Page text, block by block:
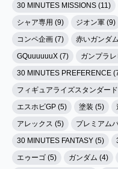
30 MINUTES MISSIONS (11)
シャア専用 (9)
ジオン軍 (9)
コンペ企画 (7)
赤いガンダ
GQuuuuuuX (7)
ガンプラ
30 MINUTES PREFERENCE
フィギュアライズスタンダー
エスホビGP (5)
塗装 (5)
アレックス (5)
プレミアム
30 MINUTES FANTASY (5)
エゥーゴ (5)
ガンダム (4)